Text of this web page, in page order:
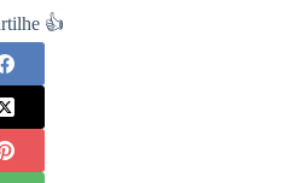
👍